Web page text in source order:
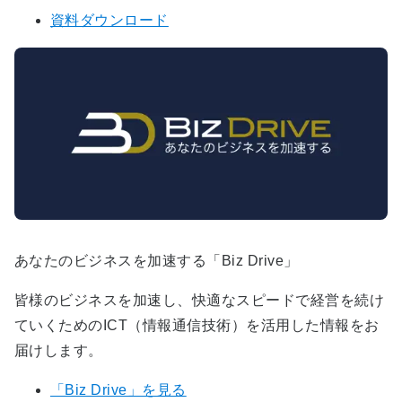
資料ダウンロード
あなたのビジネスを加速する「Biz Drive」
皆様のビジネスを加速し、快適なスピードで経営を続け
ていくためのICT（情報通信技術）を活用した情報をお
届けします。
「Biz Drive」を見る